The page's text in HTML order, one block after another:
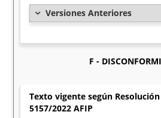
Versiones Anteriores
F -
Texto vigente según Resolución
5157/2022 AFIP